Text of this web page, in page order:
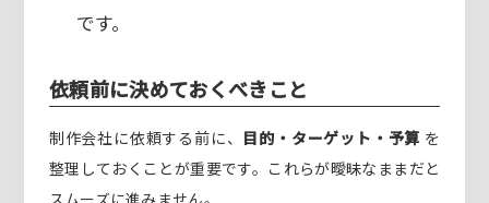
です。
依頼前に決めておくべきこと
制作会社に依頼する前に、 目的・ターゲット・予算 を
整理しておくことが重要です。これらが曖昧なままだと
スムーズに進みません。